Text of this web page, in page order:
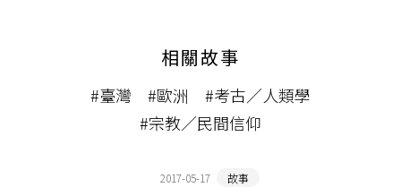
相關故事
#臺灣 #歐洲
#考古／人類學
#宗教／民間信仰
2017-05-17 故事